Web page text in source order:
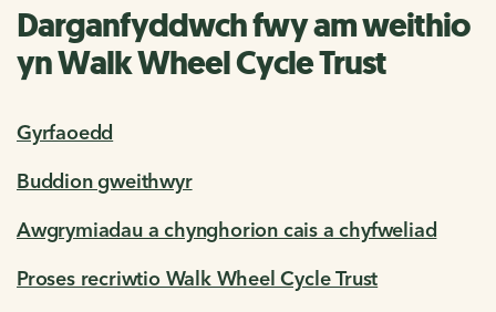
Darganfyddwch fwy am weithio
yn Walk Wheel Cycle Trust
Gyrfaoedd
Buddion gweithwyr
Awgrymiadau a chynghorion cais a chyfweliad
Proses recriwtio Walk Wheel Cycle Trust